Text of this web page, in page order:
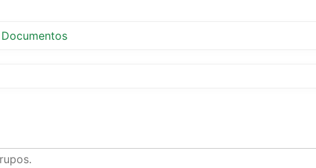
Documentos